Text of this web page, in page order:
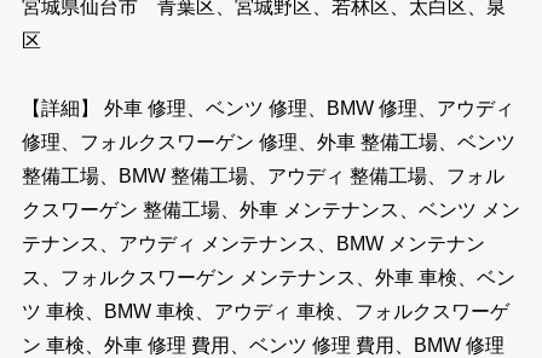
宮城県仙台市 青葉区、宮城野区、若林区、太白区、泉
区
【詳細】 外車 修理、ベンツ 修理、BMW 修理、アウディ
修理、フォルクスワーゲン 修理、外車 整備工場、ベンツ
整備工場、BMW 整備工場、アウディ 整備工場、フォル
クスワーゲン 整備工場、外車 メンテナンス、ベンツ メン
テナンス、アウディ メンテナンス、BMW メンテナン
ス、フォルクスワーゲン メンテナンス、外車 車検、ベン
ツ 車検、BMW 車検、アウディ 車検、フォルクスワーゲ
ン 車検、外車 修理 費用、ベンツ 修理 費用、BMW 修理